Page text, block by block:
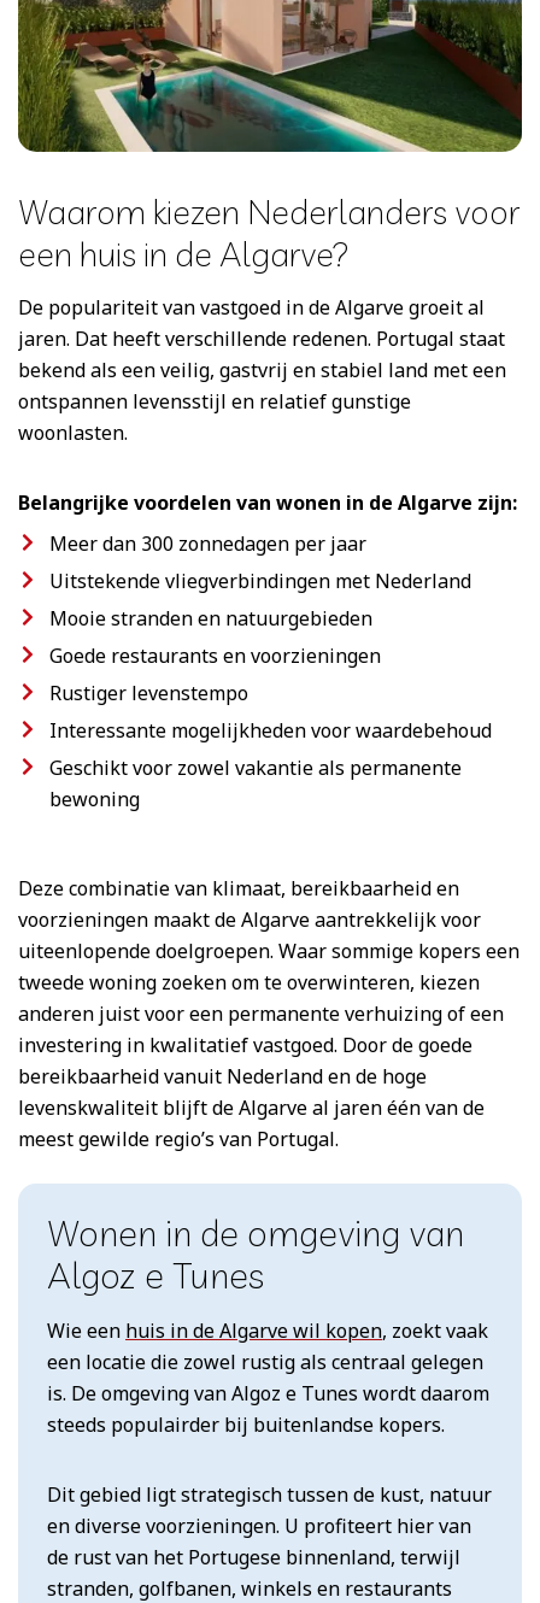
Waarom kiezen Nederlanders voor
een huis in de Algarve?
De populariteit van vastgoed in de Algarve groeit al
jaren. Dat heeft verschillende redenen. Portugal staat
bekend als een veilig, gastvrij en stabiel land met een
ontspannen levensstijl en relatief gunstige
woonlasten.
Belangrijke voordelen van wonen in de Algarve zijn:
Meer dan 300 zonnedagen per jaar
Uitstekende vliegverbindingen met Nederland
Mooie stranden en natuurgebieden
Goede restaurants en voorzieningen
Rustiger levenstempo
Interessante mogelijkheden voor waardebehoud
Geschikt voor zowel vakantie als permanente
bewoning
Deze combinatie van klimaat, bereikbaarheid en
voorzieningen maakt de Algarve aantrekkelijk voor
uiteenlopende doelgroepen. Waar sommige kopers een
tweede woning zoeken om te overwinteren, kiezen
anderen juist voor een permanente verhuizing of een
investering in kwalitatief vastgoed. Door de goede
bereikbaarheid vanuit Nederland en de hoge
levenskwaliteit blijft de Algarve al jaren één van de
meest gewilde regio’s van Portugal.
Wonen in de omgeving van
Algoz e Tunes
Wie een huis in de Algarve wil kopen, zoekt vaak
een locatie die zowel rustig als centraal gelegen
is. De omgeving van Algoz e Tunes wordt daarom
steeds populairder bij buitenlandse kopers.
Dit gebied ligt strategisch tussen de kust, natuur
en diverse voorzieningen. U profiteert hier van
de rust van het Portugese binnenland, terwijl
stranden, golfbanen, winkels en restaurants